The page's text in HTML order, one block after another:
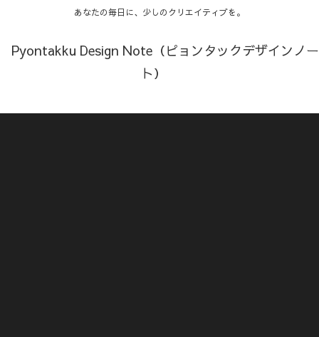
あなたの毎日に、少しのクリエイティブを。
Pyontakku Design Note（ピョンタックデザインノー
ト）